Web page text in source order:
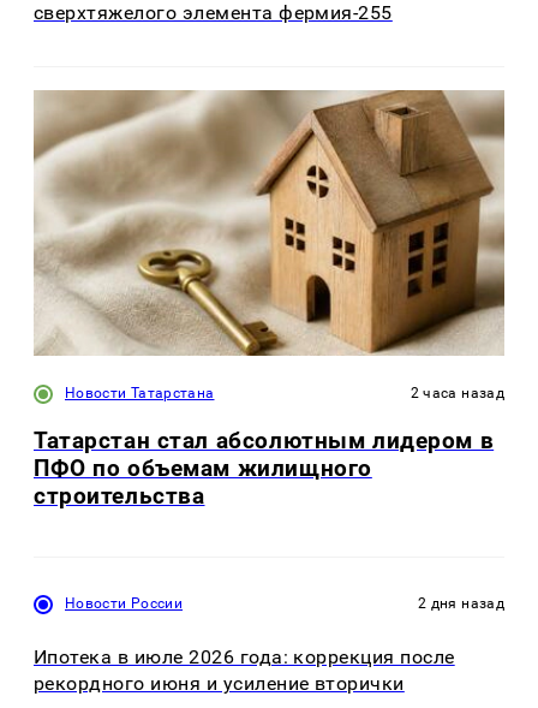
сверхтяжелого элемента фермия-255
Новости Татарстана 2 часа назад
Татарстан стал абсолютным лидером в
ПФО по объемам жилищного
строительства
Новости России 2 дня назад
Ипотека в июле 2026 года: коррекция после
рекордного июня и усиление вторички